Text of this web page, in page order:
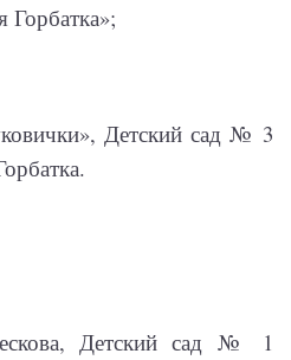
Горбатка»;
Детский сад № 3
Детский сад № 1